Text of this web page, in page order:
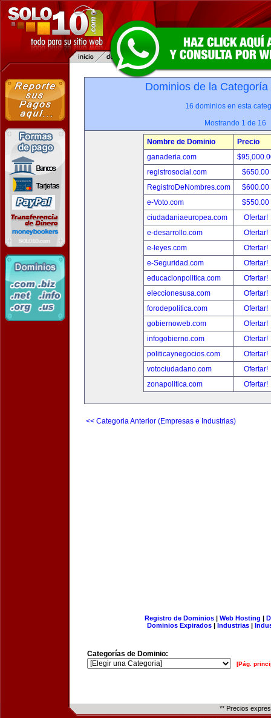
Dominios de la
16 dominios en esta
Mostrando 1 de 16
Nombre de Dominio
Precio
ganaderia.com
registrosocial.com
$650.00
RegistroDeNombres.com
$600.00
e-Voto.com
$550.00
ciudadaniaeuropea.com
Ofertar!
e-desarrollo.com
Ofertar!
e-leyes.com
Ofertar!
e-Seguridad.com
Ofertar!
educacionpolitica.com
Ofertar!
eleccionesusa.com
Ofertar!
forodepolitica.com
Ofertar!
gobiernoweb.com
Ofertar!
infogobierno.com
Ofertar!
politicaynegocios.com
Ofertar!
votociudadano.com
Ofertar!
zonapolitica.com
Ofertar!
<< Categoria Anterior (Empresas e Industrias)
Registro de Dominios| Web Hosting |
Dominios Expirados | Industrias |
Categorías de Dominio:
[Pág.
** Precios